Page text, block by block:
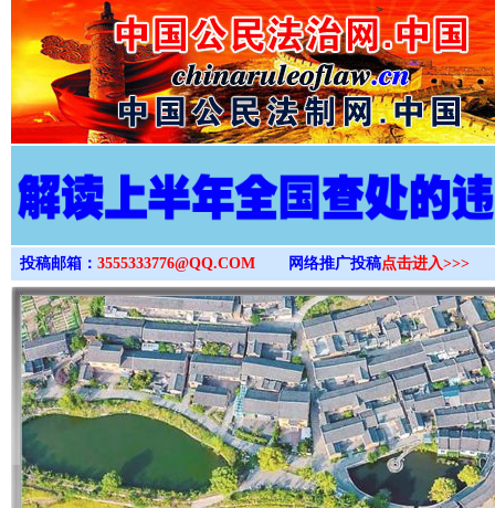
>
投稿邮箱： 3555333776@QQ.COM 网络推广投稿点击进入>>>